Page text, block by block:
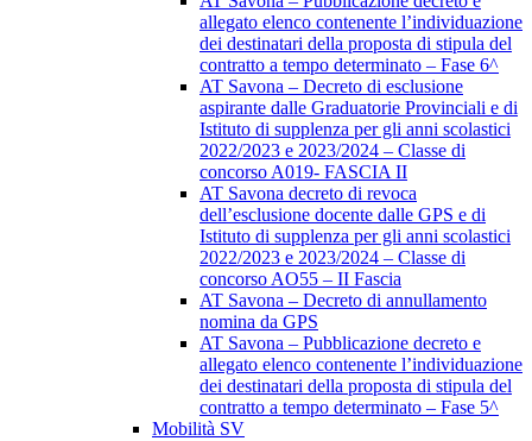
allegato elenco contenente l’individuazione
dei destinatari della proposta di stipula del
contratto a tempo determinato – Fase 6^
AT Savona – Decreto di esclusione
aspirante dalle Graduatorie Provinciali e di
Istituto di supplenza per gli anni scolastici
2022/2023 e 2023/2024 – Classe di
concorso A019- FASCIA II
AT Savona decreto di revoca
dell’esclusione docente dalle GPS e di
Istituto di supplenza per gli anni scolastici
2022/2023 e 2023/2024 – Classe di
concorso AO55 – II Fascia
AT Savona – Decreto di annullamento
nomina da GPS
AT Savona – Pubblicazione decreto e
allegato elenco contenente l’individuazione
dei destinatari della proposta di stipula del
contratto a tempo determinato – Fase 5^
Mobilità SV